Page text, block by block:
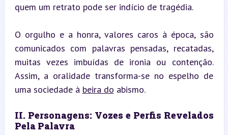
quem um retrato pode ser indício de tragédia.
O orgulho e a honra, valores caros à época, são
comunicados com palavras pensadas, recatadas,
muitas vezes imbuídas de ironia ou contenção.
Assim, a oralidade transforma-se no espelho de
uma sociedade à beira do abismo.
II. Personagens: Vozes e Perfis Revelados
Pela Palavra